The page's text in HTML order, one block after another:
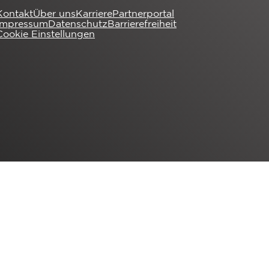
Über uns KarrierePartnerportal
Datenschutz Barrierefreiheit
Einstellungen